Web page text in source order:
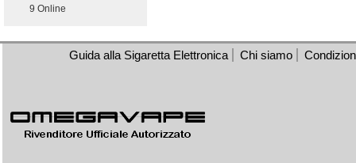
9 Online
Guida alla Sigaretta Elettronica Chi siamo